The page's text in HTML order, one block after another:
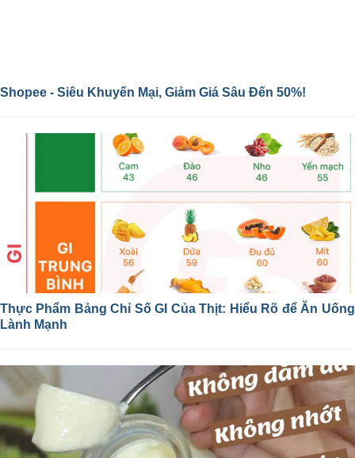
Shopee - Siêu Khuyến Mại, Giảm Giá Sâu Đến 50%!
Thực Phẩm Bảng Chỉ Số GI Của Thịt: Hiểu Rõ để Ăn Uống
Lành Mạnh